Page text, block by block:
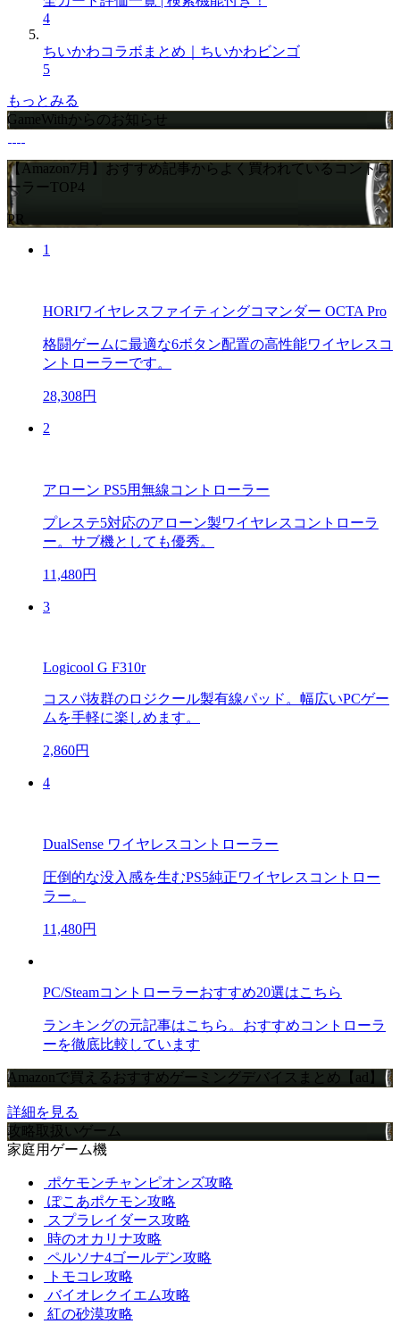
4
ちいかわコラボまとめ｜ちいかわビンゴ
5
もっとみる
GameWithからのお知らせ
【Amazon7月】おすすめ記事からよく買われているコントロ
ーラーTOP4
PR
1
HORIワイヤレスファイティングコマンダー OCTA Pro
格闘ゲームに最適な6ボタン配置の高性能ワイヤレスコ
ントローラーです。
28,308円
2
アローン PS5用無線コントローラー
プレステ5対応のアローン製ワイヤレスコントローラ
ー。サブ機としても優秀。
11,480円
3
Logicool G F310r
コスパ抜群のロジクール製有線パッド。幅広いPCゲー
ムを手軽に楽しめます。
2,860円
4
DualSense ワイヤレスコントローラー
圧倒的な没入感を生むPS5純正ワイヤレスコントロー
ラー。
11,480円
PC/Steamコントローラーおすすめ20選はこちら
ランキングの元記事はこちら。おすすめコントローラ
ーを徹底比較しています
Amazonで買えるおすすめゲーミングデバイスまとめ【ad】
詳細を見る
攻略取扱いゲーム
家庭用ゲーム機
ポケモンチャンピオンズ攻略
ぽこあポケモン攻略
スプラレイダース攻略
時のオカリナ攻略
ペルソナ4ゴールデン攻略
トモコレ攻略
バイオレクイエム攻略
紅の砂漠攻略